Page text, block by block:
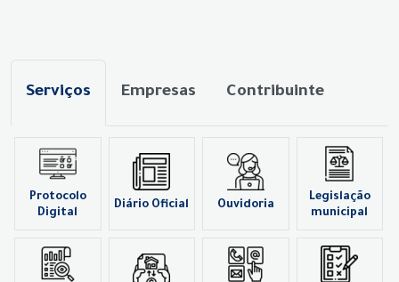
Serviços Empresas Contribuinte
Protocolo
Digital
Diário Oficial Ouvidoria
Legislação
municipal